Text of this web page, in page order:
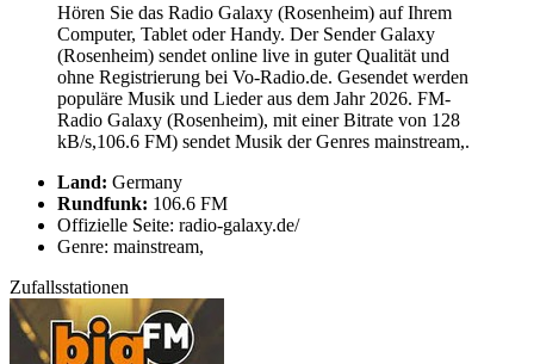
Hören Sie das Radio Galaxy (Rosenheim) auf Ihrem
Computer, Tablet oder Handy. Der Sender Galaxy
(Rosenheim) sendet online live in guter Qualität und
ohne Registrierung bei Vo-Radio.de. Gesendet werden
populäre Musik und Lieder aus dem Jahr 2026. FM-
Radio Galaxy (Rosenheim), mit einer Bitrate von 128
kB/s,106.6 FM) sendet Musik der Genres mainstream,.
Land: Germany
Rundfunk: 106.6 FM
Offizielle Seite: radio-galaxy.de/
Genre: mainstream,
Zufallsstationen